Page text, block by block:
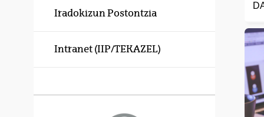
Iradokizun Postontzia
Intranet (IIP/TEKAZEL)